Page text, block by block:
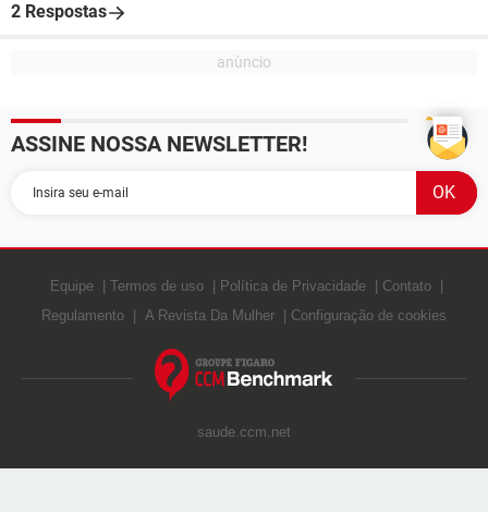
2 Respostas
ASSINE NOSSA NEWSLETTER!
Equipe Termos de uso Política de Privacidade
Contato
Regulamento
A Revista Da Mulher Configuração de cookies
saude.ccm.net